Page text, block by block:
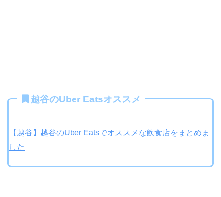
越谷のUber Eatsオススメ
【越谷】越谷のUber Eatsでオススメな飲食店をまとめま
した